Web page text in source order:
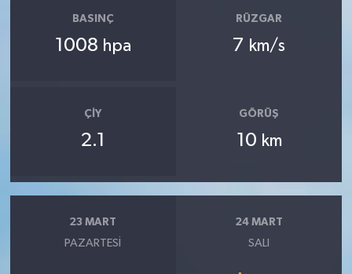
BASINÇ
1008 hpa
RÜZGAR
7 km/s
ÇIY
2.1
GÖRÜŞ
10 km
23 MART
PAZARTESI
24 MART
SALI